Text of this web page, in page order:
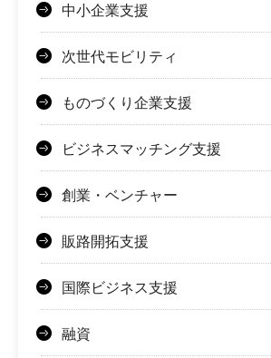
中小企業支援
次世代モビリティ
ものづくり企業支援
ビジネスマッチング支援
創業・ベンチャー
販路開拓支援
国際ビジネス支援
融資